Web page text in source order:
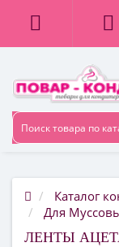
Каталог
Для
ЛЕНТЫ